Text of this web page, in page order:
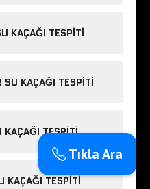
KAÇAĞI TESPITI
SU KAÇAĞI TESPITI
KAÇAĞI TESPITI
KAÇAĞI TESPITI
Tıkla Ara